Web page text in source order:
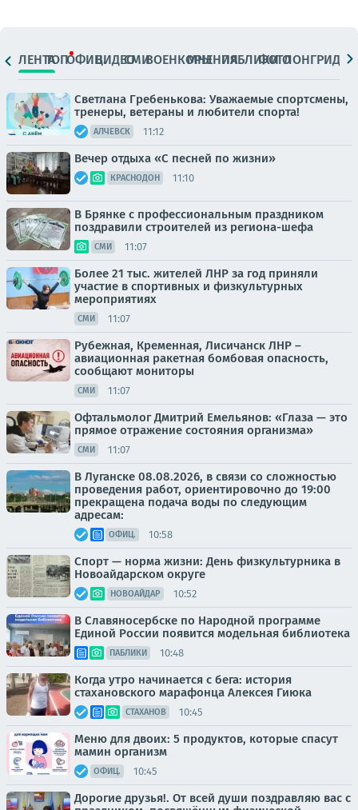
ЛЕНТАТОПОФИЦ.ВИДЕОСМИВОЕНКОРЫМНЕНИЯПАБЛИКИ
ФОТОЛОНГРИДЫ
Светлана Гребенькова: Уважаемые спортсмены,
тренеры, ветераны и любители спорта!
АЛЧЕВСК 11:12
Вечер отдыха «С песней по жизни»
КРАСНОДОН 11:10
В Брянке с профессиональным праздником
поздравили строителей из региона-шефа
СМИ 11:07
Более 21 тыс. жителей ЛНР за год приняли
участие в спортивных и физкультурных
мероприятиях
СМИ 11:07
Рубежная, Кременная, Лисичанск ЛНР –
авиационная ракетная бомбовая опасность,
сообщают мониторы
СМИ 11:07
Офтальмолог Дмитрий Емельянов: «Глаза — это
прямое отражение состояния организма»
СМИ 11:07
В Луганске 08.08.2026, в связи со сложностью
проведения работ, ориентировочно до 19:00
прекращена подача воды по следующим
адресам:
ОФИЦ. 10:58
Спорт — норма жизни: День физкультурника в
Новоайдарском округе
НОВОАЙДАР 10:52
В Славяносербске по Народной программе
Единой России появится модельная библиотека
ПАБЛИКИ 10:48
Когда утро начинается с бега: история
стахановского марафонца Алексея Гиюка
СТАХАНОВ 10:45
Меню для двоих: 5 продуктов, которые спасут
мамин организм
ОФИЦ. 10:45
Дорогие друзья!. От всей души поздравляю вас с